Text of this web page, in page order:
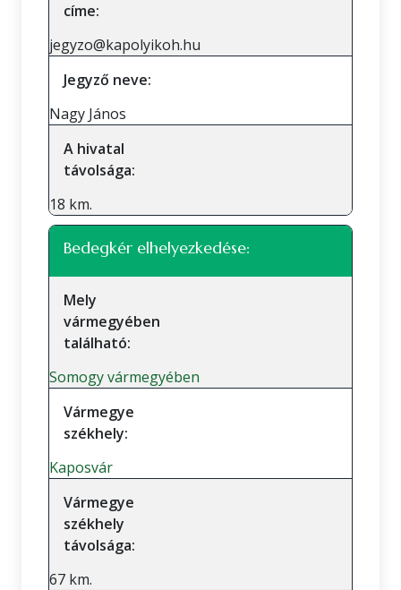
címe:
jegyzo@kapolyikoh.hu
Jegyző neve:
Nagy János
A hivatal
távolsága:
18 km.
Bedegkér elhelyezkedése:
Mely
vármegyében
található:
Somogy vármegyében
Vármegye
székhely:
Kaposvár
Vármegye
székhely
távolsága:
67 km.